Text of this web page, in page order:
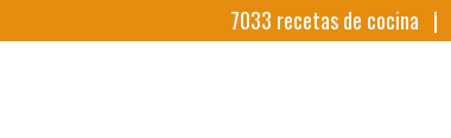
7033 recetas de cocina |